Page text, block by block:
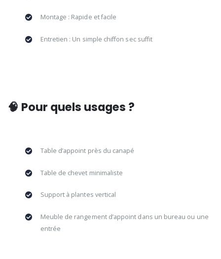
Montage : Rapide et facile
Entretien : Un simple chiffon sec suffit
🧠 Pour quels usages ?
Table d’appoint près du canapé
Table de chevet minimaliste
Support à plantes vertical
Meuble de rangement d’appoint dans un bureau ou une
entrée